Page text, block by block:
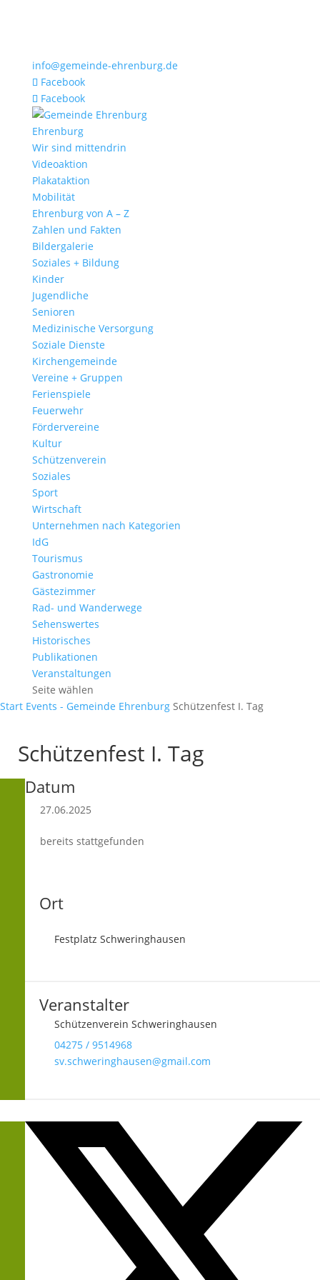
info@gemeinde-ehrenburg.de
Facebook
Facebook
Ehrenburg
Wir sind mittendrin
Videoaktion
Plakataktion
Mobilität
Ehrenburg von A – Z
Zahlen und Fakten
Bildergalerie
Soziales + Bildung
Kinder
Jugendliche
Senioren
Medizinische Versorgung
Soziale Dienste
Kirchengemeinde
Vereine + Gruppen
Ferienspiele
Feuerwehr
Fördervereine
Kultur
Schützenverein
Soziales
Sport
Wirtschaft
Unternehmen nach Kategorien
IdG
Tourismus
Gastronomie
Gästezimmer
Rad- und Wanderwege
Sehenswertes
Historisches
Publikationen
Veranstaltungen
Seite wählen
Start Events - Gemeinde Ehrenburg Schützenfest I. Tag
Schützenfest I. Tag
Datum
27.06.2025
bereits stattgefunden
Ort
Festplatz Schweringhausen
Veranstalter
Schützenverein Schweringhausen
04275 / 9514968
sv.schweringhausen@gmail.com